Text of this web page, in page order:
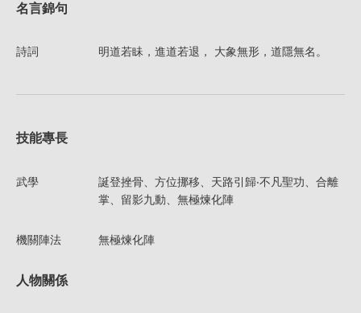
名言錦句
詩詞 明道若眛，進道若退， 大象無形，道隱無名。
技能專長
武學
誕登挫骨、方位挪移、天路引歸‧不凡聖功、合離
掌、留影九動、無極煉化陣
機關陣法 無極煉化陣
人物關係